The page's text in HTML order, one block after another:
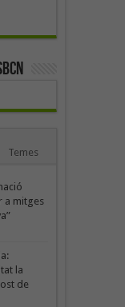
Temes
a mitges
la
de